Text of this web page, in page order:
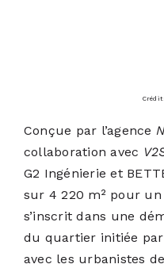
Conçue par l’agence
collaboration avec
G2 Ingénierie et
sur 4 220 m² pour
s’inscrit dans une
du quartier initiée par
avec les urbanistes de